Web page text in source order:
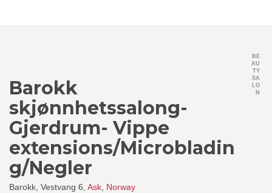
Barokk
skjønnhetssalong-
Gjerdrum- Vippe
extensions/Microbladin
g/Negler
Barokk, Vestvang 6, Ask Norway
BE
AU
TY
SA
LO
N